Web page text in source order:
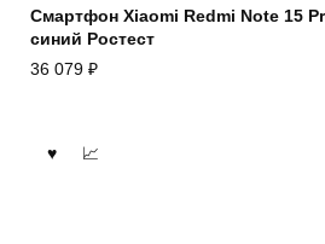
Смартфон Xiaomi Redmi Note 15
синий Ростест
36 079 ₽